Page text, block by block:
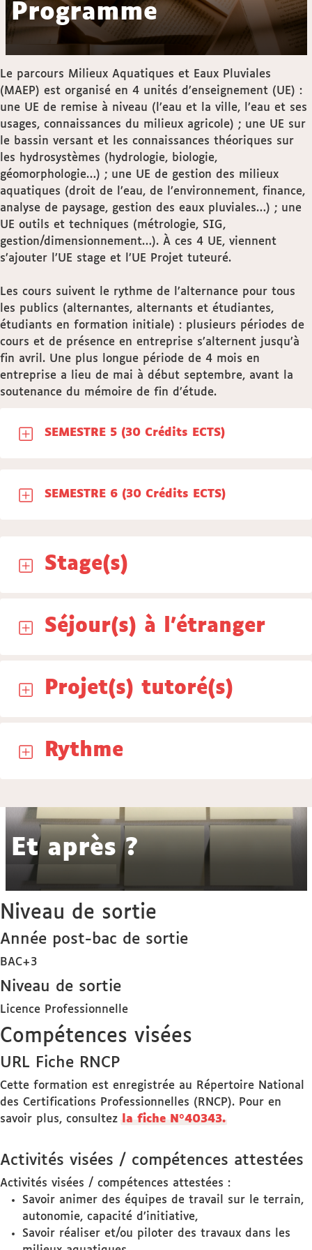
Programme
Le parcours Milieux Aquatiques et Eaux Pluviales
(MAEP) est organisé en 4 unités d’enseignement (UE) :
une UE de remise à niveau (l’eau et la ville, l’eau et ses
usages, connaissances du milieux agricole) ; une UE sur
le bassin versant et les connaissances théoriques sur
les hydrosystèmes (hydrologie, biologie,
géomorphologie…) ; une UE de gestion des milieux
aquatiques (droit de l’eau, de l’environnement, finance,
analyse de paysage, gestion des eaux pluviales…) ; une
UE outils et techniques (métrologie, SIG,
gestion/dimensionnement…). À ces 4 UE, viennent
s’ajouter l’UE stage et l’UE Projet tuteuré.
Les cours suivent le rythme de l’alternance pour tous
les publics (alternantes, alternants et étudiantes,
étudiants en formation initiale) : plusieurs périodes de
cours et de présence en entreprise s’alternent jusqu’à
fin avril. Une plus longue période de 4 mois en
entreprise a lieu de mai à début septembre, avant la
soutenance du mémoire de fin d’étude.
SEMESTRE 5 (30 Crédits ECTS)
SEMESTRE 6 (30 Crédits ECTS)
Stage(s)
Séjour(s) à l'étranger
Projet(s) tutoré(s)
Rythme
Et après ?
Niveau de sortie
Année post-bac de sortie
BAC+3
Niveau de sortie
Licence Professionnelle
Compétences visées
URL Fiche RNCP
Cette formation est enregistrée au Répertoire National
des Certifications Professionnelles (RNCP). Pour en
savoir plus, consultez
la fiche N°40343.
Activités visées / compétences attestées
Activités visées / compétences attestées :
Savoir animer des équipes de travail sur le terrain,
autonomie, capacité d’initiative,
Savoir réaliser et/ou piloter des travaux dans les